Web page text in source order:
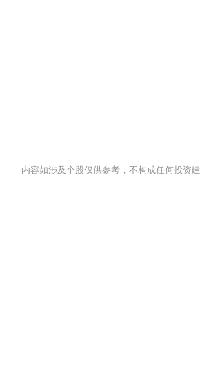
内容如涉及个股仅供参考，不构成任何投资